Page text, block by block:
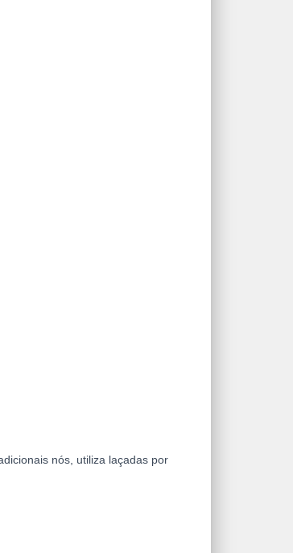
nós, utiliza laçadas por